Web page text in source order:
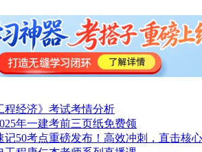
程经济》考试考情分析
年一建考前三页纸免费领
记50考点重磅发布！高效冲刺，直击核